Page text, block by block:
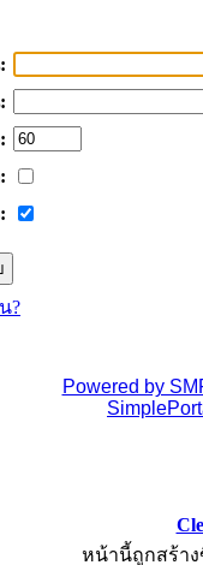
?
Powered by
หน้านี้ถูกสร้าง